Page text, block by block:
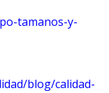
tamanos-y-
blog/calidad-